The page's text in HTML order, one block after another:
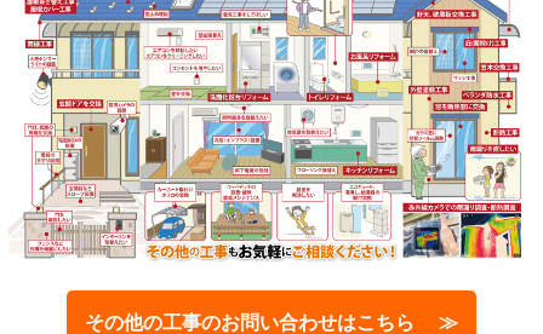
その他の工事のお問い合わせはこちら ≫